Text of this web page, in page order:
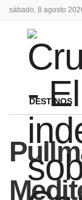
sábado, 8 agosto
DESTINOS